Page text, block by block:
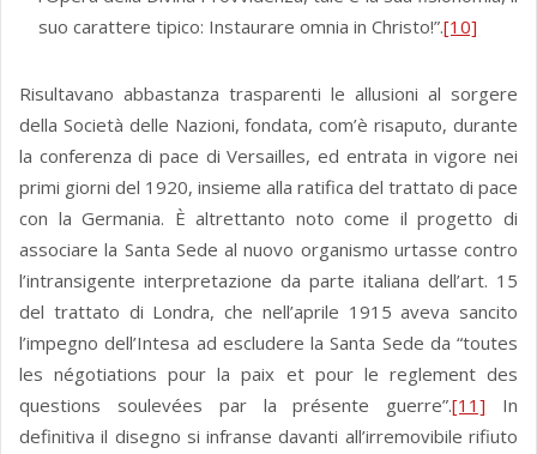
suo carattere tipico: Instaurare omnia in Christo!”.[10]
Risultavano abbastanza trasparenti le allusioni al sorgere
della Società delle Nazioni, fondata, com’è risaputo, durante
la conferenza di pace di Versailles, ed entrata in vigore nei
primi giorni del 1920, insieme alla ratifica del trattato di pace
con la Germania. È altrettanto noto come il progetto di
associare la Santa Sede al nuovo organismo urtasse contro
l’intransigente interpretazione da parte italiana dell’art. 15
del trattato di Londra, che nell’aprile 1915 aveva sancito
l’impegno dell’Intesa ad escludere la Santa Sede da “toutes
les négotiations pour la paix et pour le reglement des
questions soulevées par la présente guerre”.[11] In
definitiva il disegno si infranse davanti all’irremovibile rifiuto